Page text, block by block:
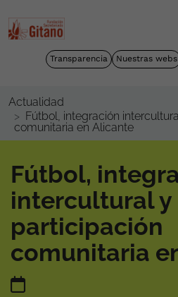
Transparencia Nuestras webs
Actualidad
Fútbol, integración
comunitaria en Alicante
Fútbol,
intercultural y
participación
comunitaria